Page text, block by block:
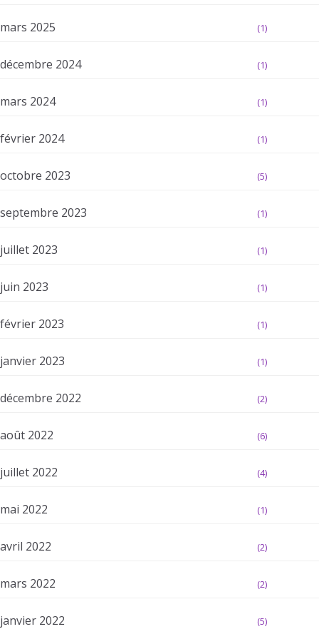
mars 2025 (1)
décembre 2024 (1)
mars 2024 (1)
février 2024 (1)
octobre 2023 (5)
septembre 2023 (1)
juillet 2023 (1)
juin 2023 (1)
février 2023 (1)
janvier 2023 (1)
décembre 2022 (2)
août 2022 (6)
juillet 2022 (4)
mai 2022 (1)
avril 2022 (2)
mars 2022 (2)
janvier 2022 (5)